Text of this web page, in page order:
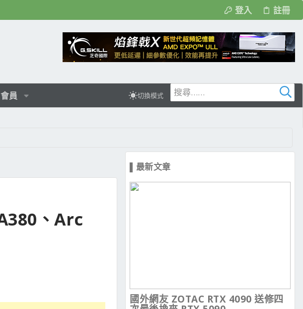
登入 註冊
會員 切換模式
、Arc
▌最新文章
國外網友 ZOTAC RTX 4090 送修四